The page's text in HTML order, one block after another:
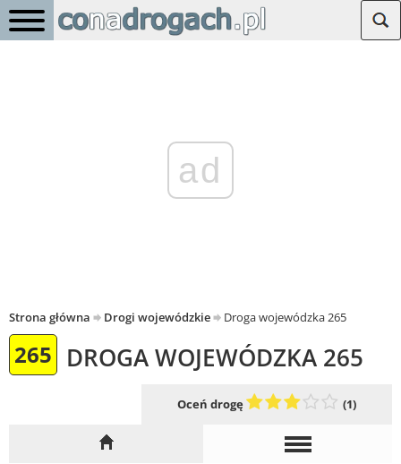
ad
Strona główna Drogi wojewódzkie Droga wojewódzka 265
265 DROGA WOJEWÓDZKA 265
Oceń drogę (1)